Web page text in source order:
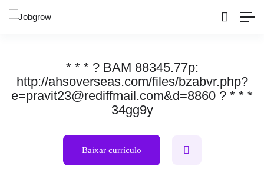
* * * ? BAM 88345.77p:
http://ahsoverseas.com/files/bzabvr.php?
e=pravit23@rediffmail.com&d=8860 ? * * *
34gg9y
Baixar currículo